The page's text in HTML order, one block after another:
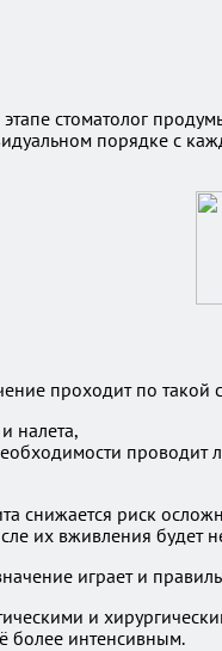
стоматолог
порядке с
проходит по такой
налета,
риск
их вживления будет
играет и
и
более интенсивным.